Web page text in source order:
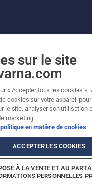
AB (publ). Tous droits
à titre indicatif de
participants, prix en CHF,
Sous réserve de
sont des prix de vente
si le produit est disponible
relative aux cookiesConditions
ImpressionCGVL
de violations
sur le site
« Accepter tous les cookies »,
cookies sur votre appareil
le site, analyser son utilisation
marketing.
en matière de cookies
ACCEPTER LES COOKIES
À LA VENTE ET AU
PERSONNELLES